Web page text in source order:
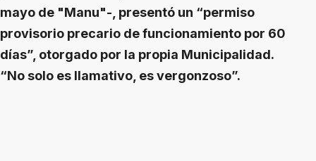
mayo de "Manu"-, presentó un “permiso
provisorio precario de funcionamiento por 60
días”, otorgado por la propia Municipalidad.
“No solo es llamativo, es vergonzoso”.